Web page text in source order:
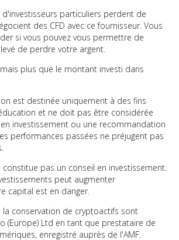
particuliers perdent de
des CFD avec ce fournisseur. Vous
si vous pouvez vous permettre de
de perdre votre argent.
plus que le montant investi dans
est destinée uniquement à des fins
et ne doit pas être considérée
investissement ou une recommandation
performances passées ne préjugent pas
constitue pas un conseil en investissement.
peut augmenter
capital est en danger.
la conservation de cryptoactifs sont
(Europe) Ltd en tant que prestataire de
enregistré auprès de l'AMF.